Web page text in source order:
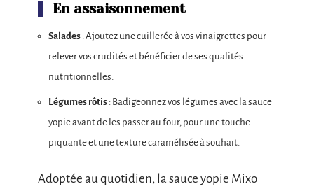
En assaisonnement
Salades : Ajoutez une cuillerée à vos vinaigrettes pour
relever vos crudités et bénéficier de ses qualités
nutritionnelles.
Légumes rôtis : Badigeonnez vos légumes avec la sauce
yopie avant de les passer au four, pour une touche
piquante et une texture caramélisée à souhait.
Adoptée au quotidien, la sauce yopie Mixo